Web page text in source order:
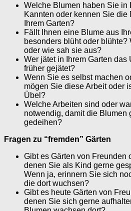
Welche Blumen haben Sie in
Kannten oder kennen Sie die
Ihrem Garten?
Fällt Ihnen eine Blume aus
besonders blüht oder
oder wie sah sie aus?
Wer jätet in Ihrem Garten das
früher gejätet?
Wenn Sie es selbst machen
mögen Sie diese Arbeit oder
Übel?
Welche Arbeiten sind oder
notwendig, damit die Blumen
gedeihen?
Fragen zu “fremden” Gärten
Gibt es Gärten von Freunden
denen Sie als Kind gerne
Wenn ja, erinnern Sie sich
die dort wuchsen?
Gibt es heute Gärten von
denen Sie sich gerne